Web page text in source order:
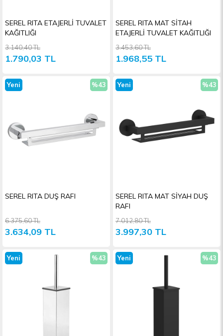
SEREL RITA ETAJERLİ TUVALET
KAĞITLIĞI
1.790,03 TL
3.140,40 TL
SEREL RITA MAT SİTAH
ETAJERLİ TUVALET KAĞITLIĞI
1.968,55 TL
3.453,60 TL
SEREL RITA DUŞ RAFI
3.634,09 TL
6.375,60 TL
%43
Yeni
SEREL RITA MAT SİYAH DUŞ
RAFI
3.997,30 TL
7.012,80 TL
%43
Yeni
%43
Yeni
%43
Yeni